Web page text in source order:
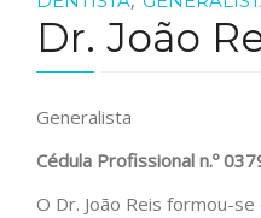
Dr. João
Generalista
Cédula Profissional n.º
O Dr. João Reis formou-